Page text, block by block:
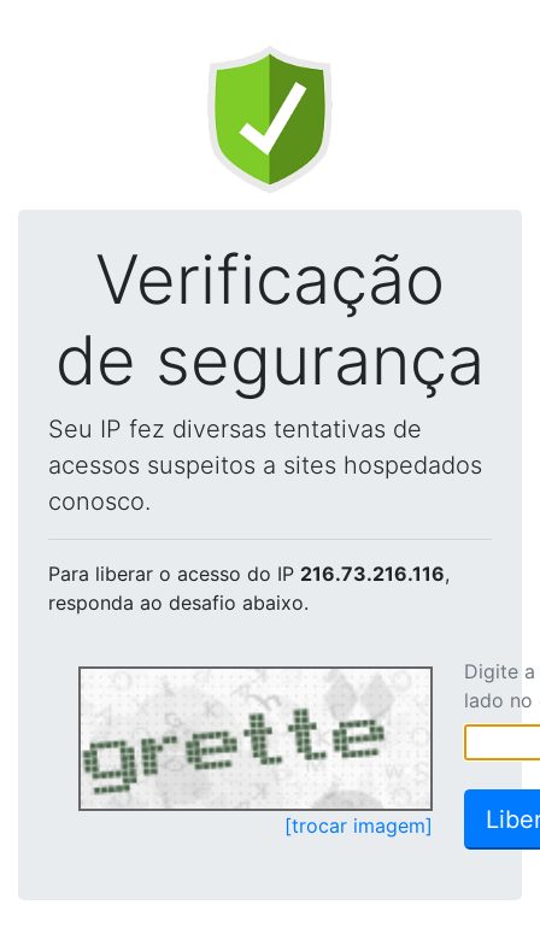
Verificação
de segurança
Seu IP fez diversas tentativas de
acessos suspeitos a sites hospedados
conosco.
Para liberar o acesso do IP 216.73.216.116,
responda ao desafio abaixo.
[trocar imagem]
Digite
lado no